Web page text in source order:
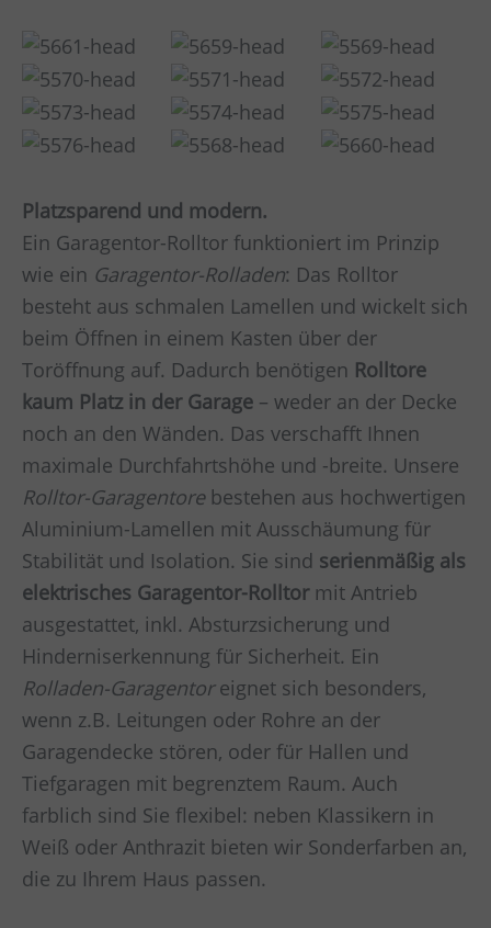
Platzsparend und modern.
Ein Garagentor-Rolltor funktioniert im Prinzip
wie ein Garagentor-Rolladen: Das Rolltor
besteht aus schmalen Lamellen und wickelt sich
beim Öffnen in einem Kasten über der
Toröffnung auf. Dadurch benötigen Rolltore
kaum Platz in der Garage – weder an der Decke
noch an den Wänden. Das verschafft Ihnen
maximale Durchfahrtshöhe und -breite. Unsere
Rolltor-Garagentorebestehen aus hochwertigen
Aluminium-Lamellen mit Ausschäumung für
Stabilität und Isolation. Sie sind serienmäßig als
elektrisches Garagentor-Rolltormit Antrieb
ausgestattet, inkl. Absturzsicherung und
Hinderniserkennung für Sicherheit. Ein
Rolladen-Garagentoreignet sich besonders,
wenn z.B. Leitungen oder Rohre an der
Garagendecke stören, oder für Hallen und
Tiefgaragen mit begrenztem Raum. Auch
farblich sind Sie flexibel: neben Klassikern in
Weiß oder Anthrazit bieten wir Sonderfarben an,
die zu Ihrem Haus passen.